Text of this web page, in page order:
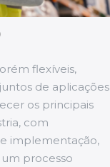
flexíveis,
de aplicações
os principais
com
implementação,
processo